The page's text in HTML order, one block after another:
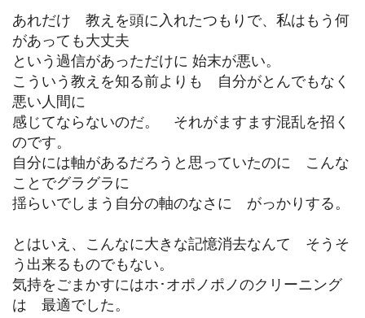
あれだけ 教えを頭に入れたつもりで、私はもう何
があっても大丈夫
という過信があっただけに 始末が悪い。
こういう教えを知る前よりも 自分がとんでもなく
悪い人間に
感じてならないのだ。 それがますます混乱を招く
のです。
自分には軸があるだろうと思っていたのに こんな
ことでグラグラに
揺らいでしまう自分の軸のなさに がっかりする。
とはいえ、こんなに大きな記憶消去なんて そうそ
う出来るものでもない。
気持をごまかすにはホ･オポノポノのクリーニング
は 最適でした。